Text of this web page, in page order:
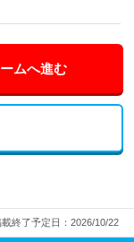
ムへ進む
載終了予定日：2026/10/22